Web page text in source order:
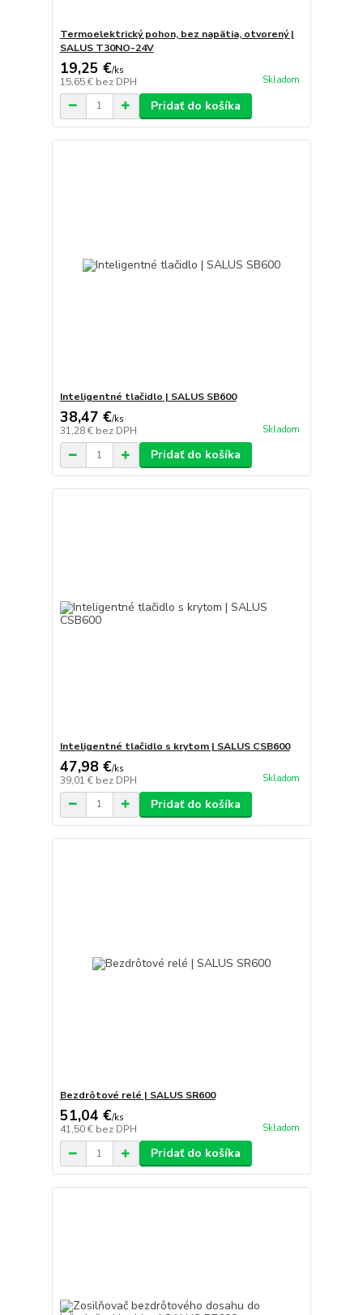
Termoelektrický pohon, bez napätia, otvorený |
SALUS T30NO-24V
19,25 €/ks
15,65 € bez DPH Skladom
Pridať do košíka
Inteligentné tlačidlo | SALUS SB600
38,47 €/ks
31,28 € bez DPH Skladom
Pridať do košíka
Inteligentné tlačidlo s krytom | SALUS CSB600
47,98 €/ks
39,01 € bez DPH Skladom
Pridať do košíka
Bezdrôtové relé | SALUS SR600
51,04 €/ks
41,50 € bez DPH Skladom
Pridať do košíka